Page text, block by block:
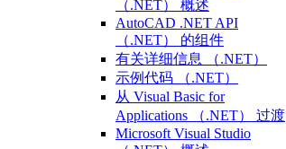
（.NET） 概述
AutoCAD .NET API
（.NET） 的组件
有关详细信息 （.NET）
示例代码 （.NET）
从 Visual Basic for
Applications （.NET） 过渡
Microsoft Visual Studio